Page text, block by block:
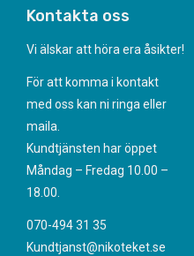
Kontakta oss
Vi älskar att höra era åsikter!
För att komma i kontakt
med oss kan ni ringa eller
maila.
Kundtjänsten har öppet
Måndag – Fredag 10.00 –
18.00.
070-494 31 35
Kundtjanst@nikoteket.se